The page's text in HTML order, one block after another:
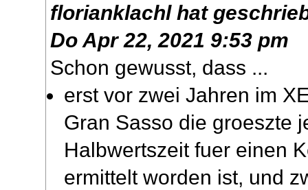
florianklachlhat
Do Apr 22, 2021 9:53 pm
Schon gewusst, dass ...
erst vor zwei Jahren im
Gran Sasso die groeszte
Halbwertszeit fuer einen
ermittelt worden ist, und